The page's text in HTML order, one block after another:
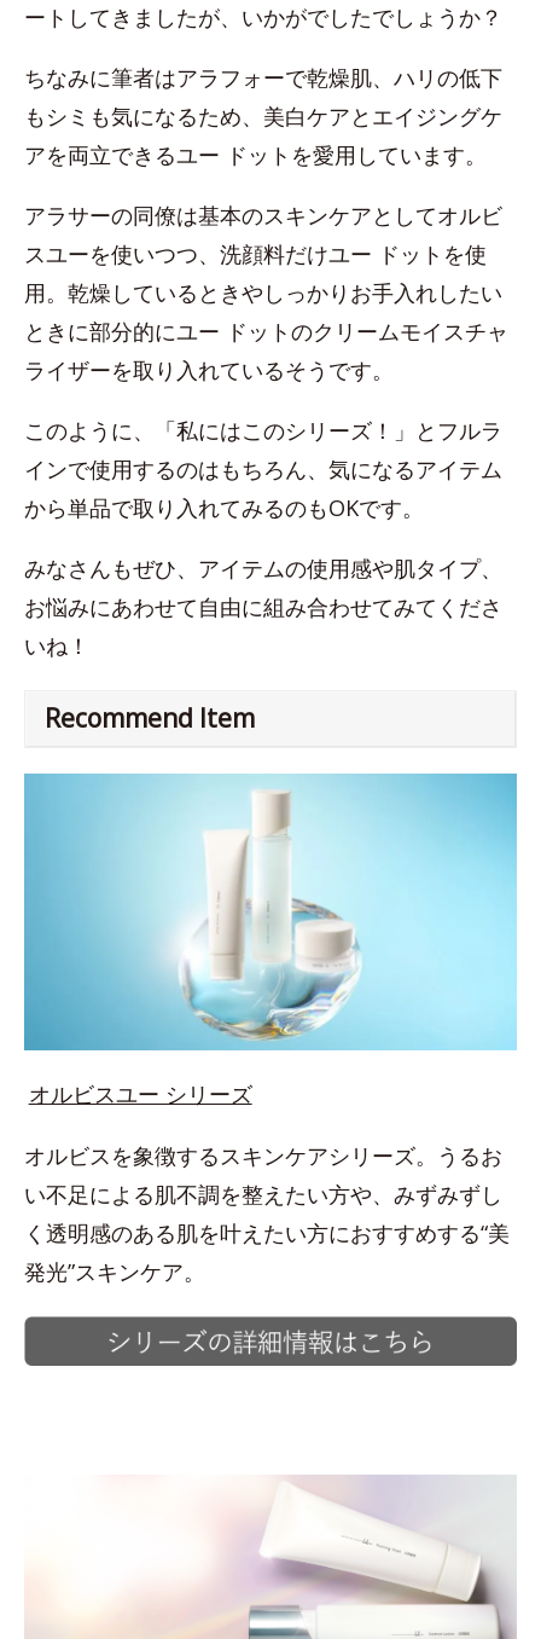
ートしてきましたが、いかがでしたでしょうか？
ちなみに筆者はアラフォーで乾燥肌、ハリの低下
もシミも気になるため、美白ケアとエイジングケ
アを両立できるユー ドットを愛用しています。
アラサーの同僚は基本のスキンケアとしてオルビ
スユーを使いつつ、洗顔料だけユー ドットを使
用。乾燥しているときやしっかりお手入れしたい
ときに部分的にユー ドットのクリームモイスチャ
ライザーを取り入れているそうです。
このように、「私にはこのシリーズ！」とフルラ
インで使用するのはもちろん、気になるアイテム
から単品で取り入れてみるのもOKです。
みなさんもぜひ、アイテムの使用感や肌タイプ、
お悩みにあわせて自由に組み合わせてみてくださ
いね！
Recommend Item
オルビスユー シリーズ
オルビスを象徴するスキンケアシリーズ。うるお
い不足による肌不調を整えたい方や、みずみずし
く透明感のある肌を叶えたい方におすすめする“美
発光”スキンケア。